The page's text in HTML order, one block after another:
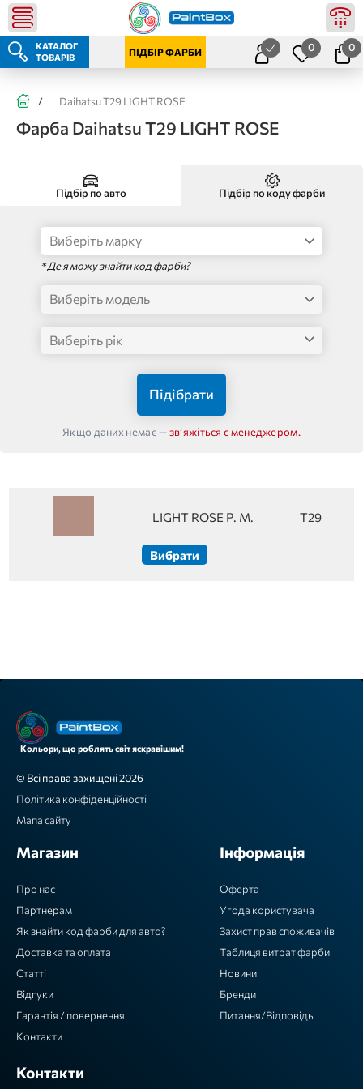
КАТАЛОГ
ТОВАРІВ
ПІДБІР ФАРБИ 0 0
/ Daihatsu T29 LIGHT ROSE
Фарба Daihatsu T29 LIGHT ROSE
Підбір по авто Підбір по коду фарби
* Де я можу знайти код фарби?
Підібрати
Якщо даних немає —звʼяжіться с менеджером.
LIGHT ROSE P. M. T29
Вибрати
Кольори, що роблять світ яскравішим!
© Всі права захищені 2026
Політика конфіденційності
Мапа сайту
Магазин
Про нас
Партнерам
Як знайти код фарби для авто?
Доставка та оплата
Статті
Відгуки
Гарантія / повернення
Контакти
Інформація
Оферта
Угода користувача
Захист прав споживачів
Таблиця витрат фарби
Новини
Бренди
Питання/Відповідь
Контакти